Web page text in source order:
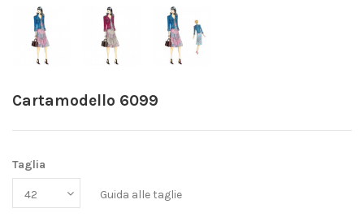
Cartamodello 6099
Taglia
Guida alle taglie